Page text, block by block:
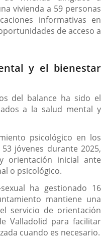
vivienda a 59 personas
informativas en
de acceso a
y el bienestar
del balance ha sido el
a la salud mental y
psicológico en los
jóvenes durante 2025,
orientación inicial ante
o psicológico.
ha gestionado 16
mantiene una
servicio de orientación
Valladolid para facilitar
cuando es necesario.